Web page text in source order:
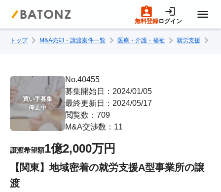
無料登録ログイン
トップページ
M&A案件一覧
売りたい方へ
買いたい方へ
成約事例
トップ M&A売却・譲渡案件一覧 医療・介護・福祉 就労支援
買い手募集
停止中
No.40455
募集開始日：2024/01/05
最終更新日：2024/05/17
閲覧数：709
M&A交渉数：11
譲渡希望額1億2,000万円
【関東】地域密着の就労支援A型事業所の譲
渡